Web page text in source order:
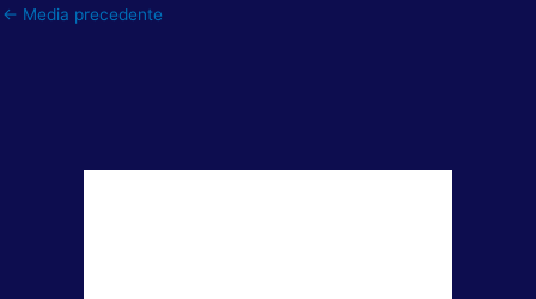
← Media precedente